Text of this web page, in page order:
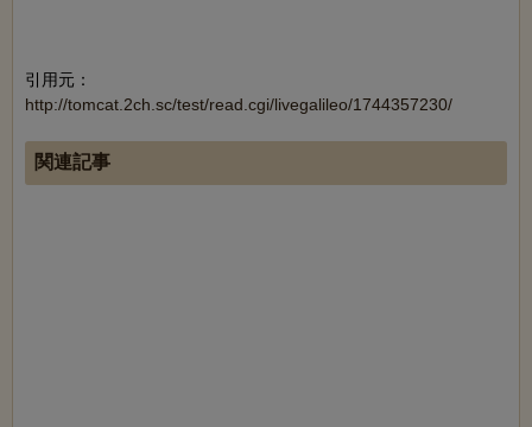
引用元：
http://tomcat.2ch.sc/test/read.cgi/livegalileo/1744357230/
関連記事